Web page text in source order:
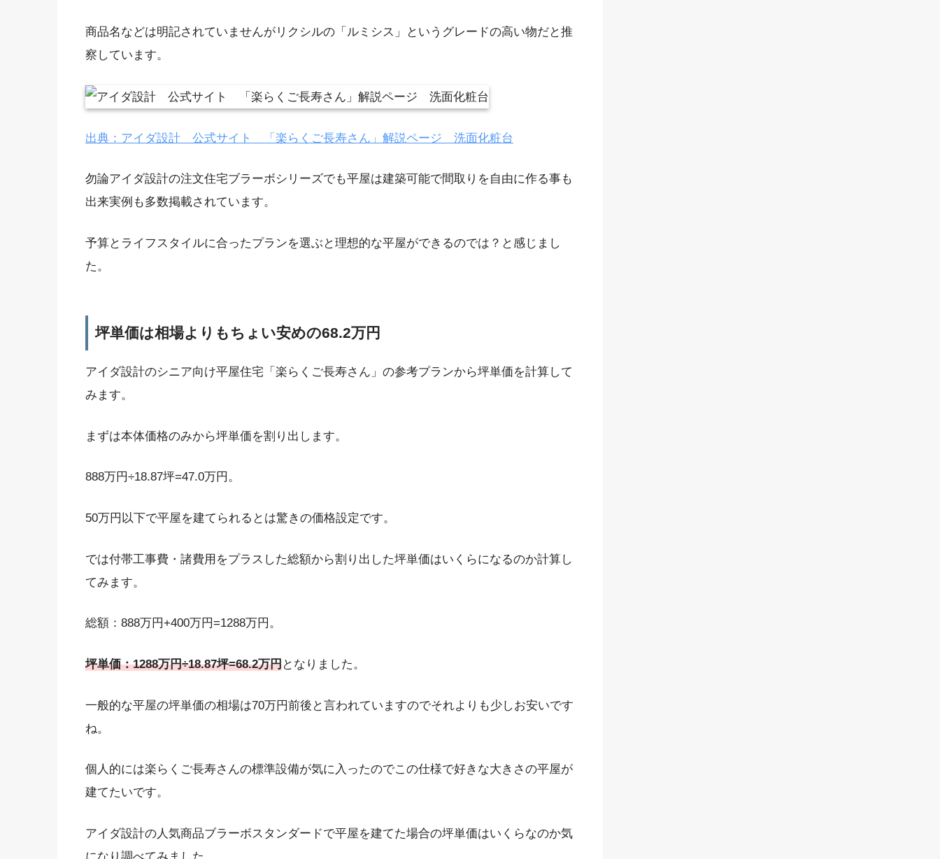
商品名などは明記されていませんがリクシルの「ルミシス」というグレードの高い物だと推
察しています。
出典：アイダ設計 公式サイト 「楽らくご長寿さん」解説ページ 洗面化粧台
勿論アイダ設計の注文住宅ブラーボシリーズでも平屋は建築可能で間取りを自由に作る事も
出来実例も多数掲載されています。
予算とライフスタイルに合ったプランを選ぶと理想的な平屋ができるのでは？と感じまし
た。
坪単価は相場よりもちょい安めの68.2万円
アイダ設計のシニア向け平屋住宅「楽らくご長寿さん」の参考プランから坪単価を計算して
みます。
まずは本体価格のみから坪単価を割り出します。
888万円÷18.87坪=47.0万円。
50万円以下で平屋を建てられるとは驚きの価格設定です。
では付帯工事費・諸費用をプラスした総額から割り出した坪単価はいくらになるのか計算し
てみます。
総額：888万円+400万円=1288万円。
坪単価：1288万円÷18.87坪=68.2万円となりました。
一般的な平屋の坪単価の相場は70万円前後と言われていますのでそれよりも少しお安いです
ね。
個人的には楽らくご長寿さんの標準設備が気に入ったのでこの仕様で好きな大きさの平屋が
建てたいです。
アイダ設計の人気商品ブラーボスタンダードで平屋を建てた場合の坪単価はいくらなのか気